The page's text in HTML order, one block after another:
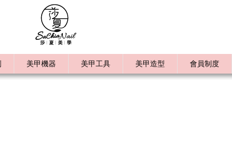
美甲機器 美甲工具 美甲造型 會員制度